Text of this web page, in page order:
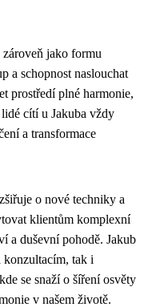
zároveň jako formu
a schopnost naslouchat
prostředí plné harmonie,
cítí u Jakuba vždy
a transformace
o nové techniky a
klientům komplexní
a duševní pohodě. Jakub
konzultacím, tak i
se snaží o šíření osvěty
v našem životě.